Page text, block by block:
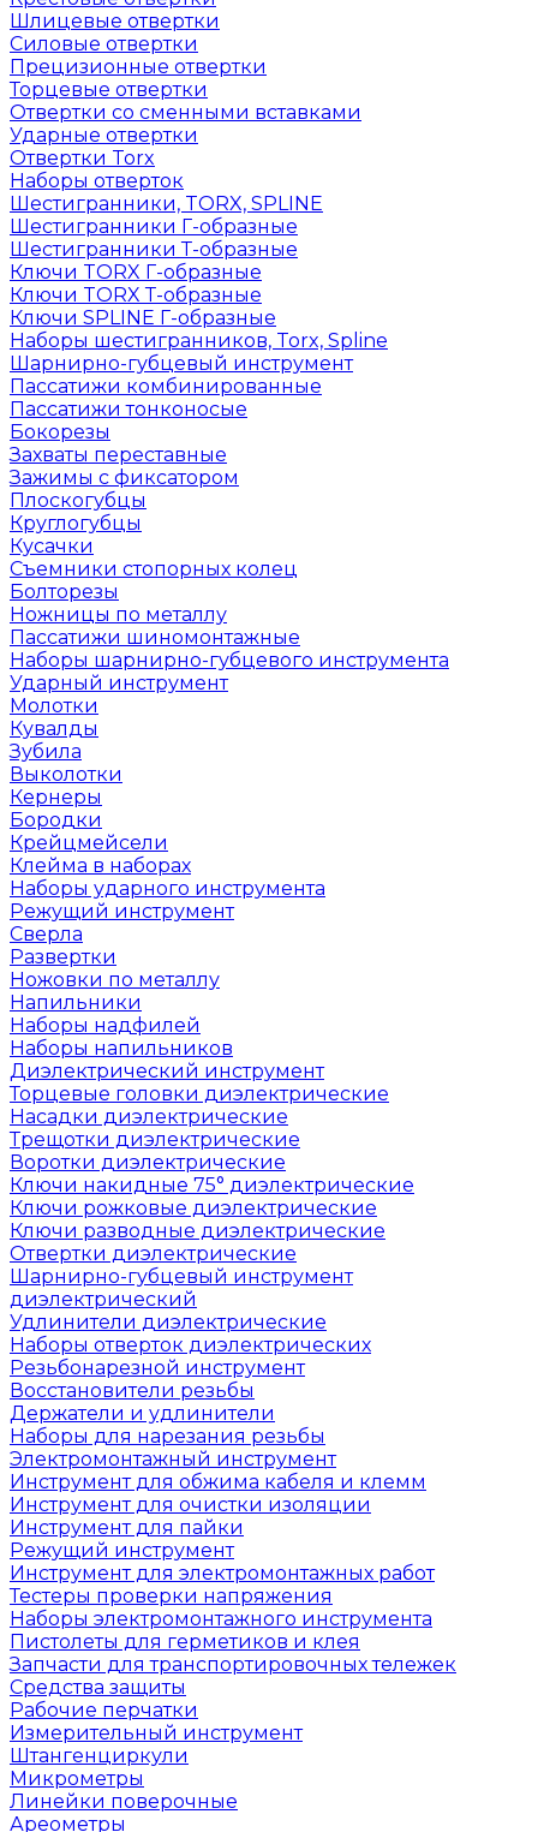
Шлицевые отвертки
Силовые отвертки
Прецизионные отвертки
Торцевые отвертки
Отвертки со сменными вставками
Ударные отвертки
Отвертки Torx
Наборы отверток
Шестигранники, TORX, SPLINE
Шестигранники Г-образные
Шестигранники Т-образные
Ключи TORX Г-образные
Ключи TORX Т-образные
Ключи SPLINE Г-образные
Наборы шестигранников, Torx, Spline
Шарнирно-губцевый инструмент
Пассатижи комбинированные
Пассатижи тонконосые
Бокорезы
Захваты переставные
Зажимы с фиксатором
Плоскогубцы
Круглогубцы
Кусачки
Съемники стопорных колец
Болторезы
Ножницы по металлу
Пассатижи шиномонтажные
Наборы шарнирно-губцевого инструмента
Ударный инструмент
Молотки
Кувалды
Зубила
Выколотки
Кернеры
Бородки
Крейцмейсели
Клейма в наборах
Наборы ударного инструмента
Режущий инструмент
Сверла
Развертки
Ножовки по металлу
Напильники
Наборы надфилей
Наборы напильников
Диэлектрический инструмент
Торцевые головки диэлектрические
Насадки диэлектрические
Трещотки диэлектрические
Воротки диэлектрические
Ключи накидные 75° диэлектрические
Ключи рожковые диэлектрические
Ключи разводные диэлектрические
Отвертки диэлектрические
Шарнирно-губцевый инструмент
диэлектрический
Удлинители диэлектрические
Наборы отверток диэлектрических
Резьбонарезной инструмент
Восстановители резьбы
Держатели и удлинители
Наборы для нарезания резьбы
Электромонтажный инструмент
Инструмент для обжима кабеля и клемм
Инструмент для очистки изоляции
Инструмент для пайки
Режущий инструмент
Инструмент для электромонтажных работ
Тестеры проверки напряжения
Наборы электромонтажного инструмента
Пистолеты для герметиков и клея
Запчасти для транспортировочных тележек
Средства защиты
Рабочие перчатки
Измерительный инструмент
Штангенциркули
Микрометры
Линейки поверочные
Ареометры